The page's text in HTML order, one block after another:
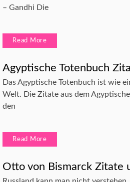
– Gandhi Die
Read More
Agyptische Totenbuch
Das Agyptische Totenbuch ist wie
Welt. Die Zitate aus dem
den
Read More
Otto von Bismarck Zitate